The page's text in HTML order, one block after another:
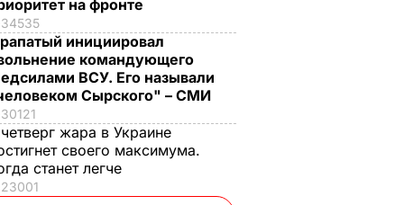
на фронте
34535
инициировал
командующего
ВСУ. Его называли
Сырского" – СМИ
30121
жара в Украине
своего максимума.
станет легче
23001